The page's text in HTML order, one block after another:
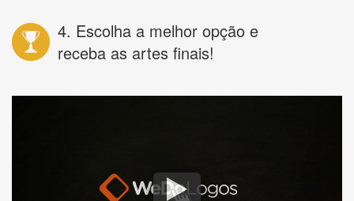
4. Escolha a melhor opção e
receba as artes finais!